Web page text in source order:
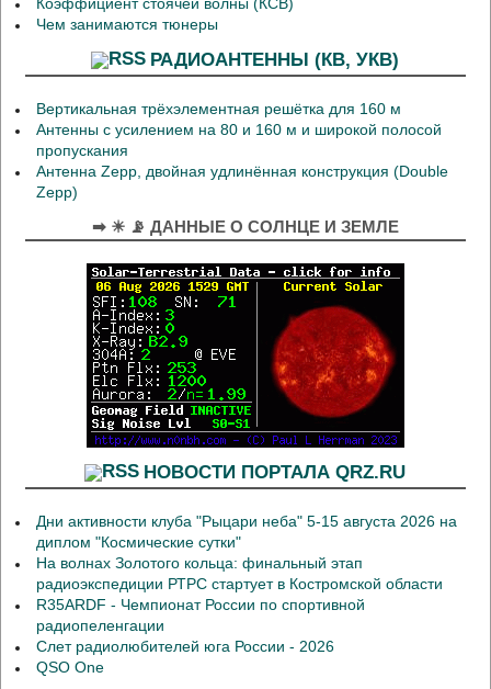
Коэффициент стоячей волны (КСВ)
Чем занимаются тюнеры
РАДИОАНТЕННЫ (КВ, УКВ)
Вертикальная трёхэлементная решётка для 160 м
Антенны с усилением на 80 и 160 м и широкой полосой
пропускания
Антенна Zepp, двойная удлинённая конструкция (Double
Zepp)
➡ ☀ 📡 ДАННЫЕ О СОЛНЦЕ И ЗЕМЛЕ
НОВОСТИ ПОРТАЛА QRZ.RU
Дни активности клуба "Рыцари неба" 5-15 августа 2026 на
диплом "Космические сутки"
На волнах Золотого кольца: финальный этап
радиоэкспедиции РТРС стартует в Костромской области
R35ARDF - Чемпионат России по спортивной
радиопеленгации
Слет радиолюбителей юга России - 2026
QSO One